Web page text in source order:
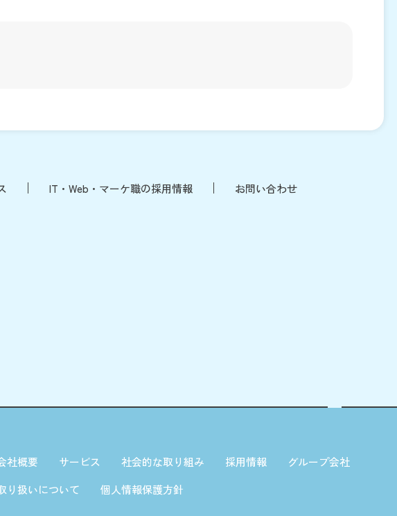
IT・Web・マーケ職の採用情報 お問い合わせ
社概要 サービス 社会的な取り組み 採用情報
グループ会社
り扱いについて
個人情報保護方針